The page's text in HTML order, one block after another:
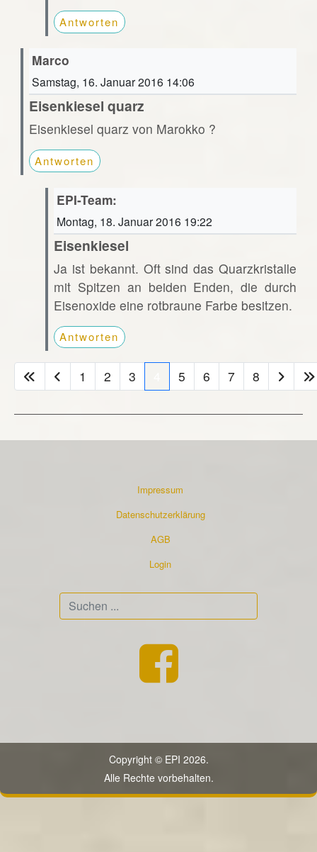
Antworten
Marco
Samstag, 16. Januar 2016 14:06
Eisenkiesel quarz
Eisenkiesel quarz von Marokko ?
Antworten
EPI-Team:
Montag, 18. Januar 2016 19:22
Eisenkiesel
Ja ist bekannt. Oft sind das Quarzkristalle
mit Spitzen an beiden Enden, die durch
Eisenoxide eine rotbraune Farbe besitzen.
Antworten
1 2 3 5 6 7 8
Impressum
Datenschutzerklärung
AGB
Login
Copyright © EPI 2026.
Alle Rechte vorbehalten.